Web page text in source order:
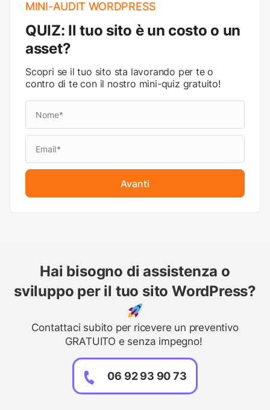
MINI-AUDIT WORDPRESS
QUIZ: Il tuo sito è un costo o un
asset?
Scopri se il tuo sito sta lavorando per te o
contro di te con il nostro mini-quiz gratuito!
Avanti
Hai bisogno di assistenza o
sviluppo per il tuo sito WordPress?
Contattaci subito per ricevere un preventivo
GRATUITO e senza impegno!
06 92 93 90 73